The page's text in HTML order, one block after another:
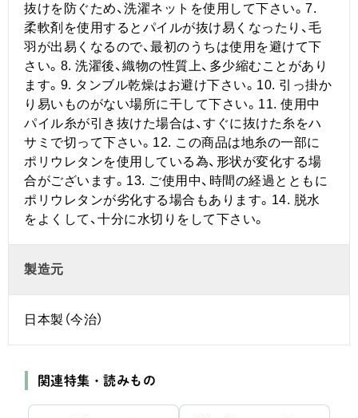
抜けを防ぐため、洗濯ネットを使用して下さい。7.
柔軟剤を使用するとパイルが抜け易くなったり、毛
羽が出易くなるので、最初のうちは使用を避けて下
さい。8. 洗濯後、織物の性質上、多少縮むことがあり
ます。9. タンブル乾燥はお避け下さい。10. 引っ掛か
り易いものがない場所に干して下さい。11. 使用中
パイル糸が引き抜けた場合は、すぐに抜けた糸をハ
サミで切って下さい。12. この商品は地糸の一部に
ポリウレタンを使用している為、形状が変化する場
合がございます。13. ご使用中、時間の経過とともに
ポリウレタンが劣化する場合もあります。14. 脱水
をよくして、十分に水切りをして下さい。
製造元
日本製（今治）
関連特集・読みもの